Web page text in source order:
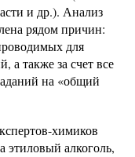
и др.). Анализ
рядом причин:
для
а также за счет все
на «общий
химиков
этиловый алкоголь,